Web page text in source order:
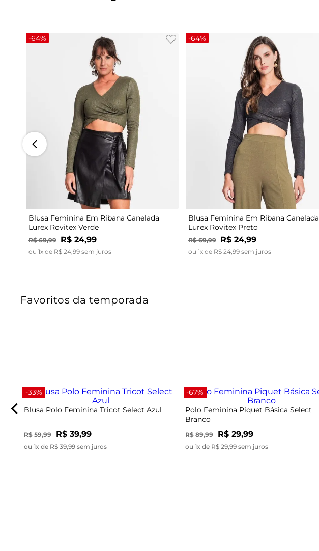
-64%
Blusa Feminina Em Ribana Canelada
Lurex Rovitex Verde
R$ 69,99 R$ 24,99
ou 1x de R$ 24 99 sem juros
-64%
Blusa Feminina Em Ribana Canelada
Lurex Rovitex Preto
R$ 69,99 R$ 24,99
ou 1x de R$ 24 99 sem juros
Favoritos da temporada
-33%
Blusa Polo Feminina Tricot Select Azul
R$ 59,99 R$ 39,99
ou 1x de R$ 39,99 sem juros
-67%
Polo Feminina Piquet Básica Select
Branco
R$ 89,99 R$ 29,99
ou 1x de R$ 29,99 sem juros